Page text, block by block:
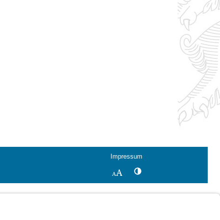
Impressum
SchriftgrößeKontrastwechsel